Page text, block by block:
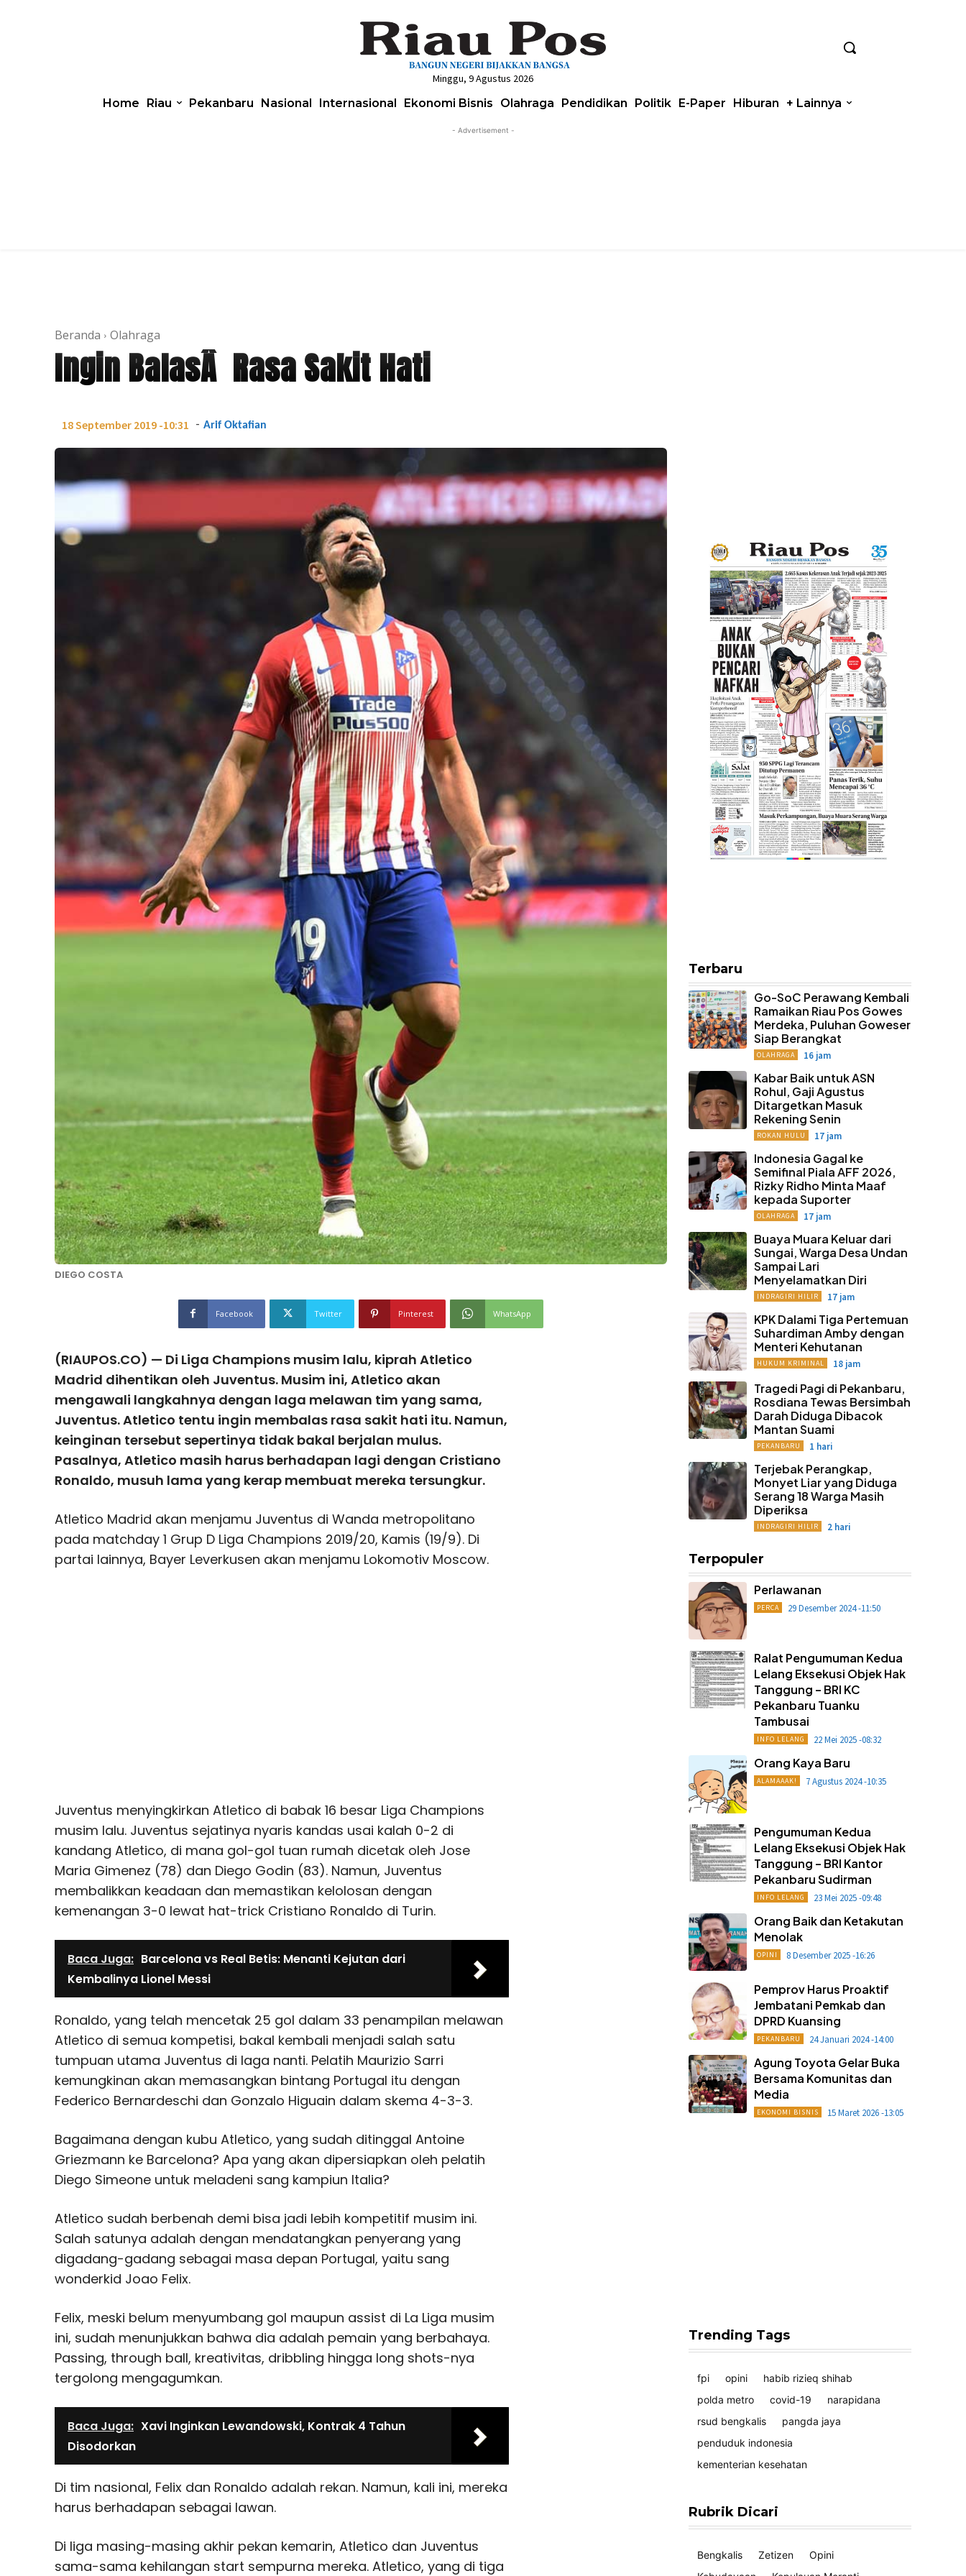
Minggu, 9 Agustus 2026
Home Riau Pekanbaru Nasional Internasional Ekonomi Bisnis Olahraga Pendidikan Politik E-Paper Hiburan + Lainnya
- Advertisement -
Beranda Olahraga
Ingin BalasÂ Rasa Sakit Hati
18 September 2019 -10:31 - Arif Oktafian
DIEGO COSTA
Facebook Twitter Pinterest WhatsApp
(RIAUPOS.CO) — Di Liga Champions musim lalu, kiprah Atletico
Madrid dihentikan oleh Juventus. Musim ini, Atletico akan
mengawali langkahnya dengan laga melawan tim yang sama,
Juventus. Atletico tentu ingin membalas rasa sakit hati itu. Namun,
keinginan tersebut sepertinya tidak bakal berjalan mulus.
Pasalnya, Atletico masih harus berhadapan lagi dengan Cristiano
Ronaldo, musuh lama yang kerap membuat mereka tersungkur.
Atletico Madrid akan menjamu Juventus di Wanda metropolitano
pada matchday 1 Grup D Liga Champions 2019/20, Kamis (19/9). Di
partai lainnya, Bayer Leverkusen akan menjamu Lokomotiv Moscow.
Juventus menyingkirkan Atletico di babak 16 besar Liga Champions
musim lalu. Juventus sejatinya nyaris kandas usai kalah 0-2 di
kandang Atletico, di mana gol-gol tuan rumah dicetak oleh Jose
Maria Gimenez (78) dan Diego Godin (83). Namun, Juventus
membalikkan keadaan dan memastikan kelolosan dengan
kemenangan 3-0 lewat hat-trick Cristiano Ronaldo di Turin.
Baca Juga: Barcelona vs Real Betis: Menanti Kejutan dari
Kembalinya Lionel Messi
Ronaldo, yang telah mencetak 25 gol dalam 33 penampilan melawan
Atletico di semua kompetisi, bakal kembali menjadi salah satu
tumpuan utama Juventus di laga nanti. Pelatih Maurizio Sarri
kemungkinan akan memasangkan bintang Portugal itu dengan
Federico Bernardeschi dan Gonzalo Higuain dalam skema 4-3-3.
Bagaimana dengan kubu Atletico, yang sudah ditinggal Antoine
Griezmann ke Barcelona? Apa yang akan dipersiapkan oleh pelatih
Diego Simeone untuk meladeni sang kampiun Italia?
Atletico sudah berbenah demi bisa jadi lebih kompetitif musim ini.
Salah satunya adalah dengan mendatangkan penyerang yang
digadang-gadang sebagai masa depan Portugal, yaitu sang
wonderkid Joao Felix.
Felix, meski belum menyumbang gol maupun assist di La Liga musim
ini, sudah menunjukkan bahwa dia adalah pemain yang berbahaya.
Passing, through ball, kreativitas, dribbling hingga long shots-nya
tergolong mengagumkan.
Baca Juga: Xavi Inginkan Lewandowski, Kontrak 4 Tahun
Disodorkan
Di tim nasional, Felix dan Ronaldo adalah rekan. Namun, kali ini, mereka
harus berhadapan sebagai lawan.
Di liga masing-masing akhir pekan kemarin, Atletico dan Juventus
sama-sama kehilangan start sempurna mereka. Atletico, yang di tiga
Terbaru
Go-SoC Perawang Kembali
Ramaikan Riau Pos Gowes
Merdeka, Puluhan Goweser
Siap Berangkat
OLAHRAGA 16 jam
Kabar Baik untuk ASN
Rohul, Gaji Agustus
Ditargetkan Masuk
Rekening Senin
ROKAN HULU 17 jam
Indonesia Gagal ke
Semifinal Piala AFF 2026,
Rizky Ridho Minta Maaf
kepada Suporter
OLAHRAGA 17 jam
Buaya Muara Keluar dari
Sungai, Warga Desa Undan
Sampai Lari
Menyelamatkan Diri
INDRAGIRI HILIR 17 jam
KPK Dalami Tiga Pertemuan
Suhardiman Amby dengan
Menteri Kehutanan
HUKUM KRIMINAL 18 jam
Tragedi Pagi di Pekanbaru,
Rosdiana Tewas Bersimbah
Darah Diduga Dibacok
Mantan Suami
PEKANBARU 1 hari
Terjebak Perangkap,
Monyet Liar yang Diduga
Serang 18 Warga Masih
Diperiksa
INDRAGIRI HILIR 2 hari
Terpopuler
Perlawanan
PERCA 29 Desember 2024 -11:50
Ralat Pengumuman Kedua
Lelang Eksekusi Objek Hak
Tanggung – BRI KC
Pekanbaru Tuanku
Tambusai
INFO LELANG 22 Mei 2025 -08:32
Orang Kaya Baru
ALAMAAAK! 7 Agustus 2024 -10:35
Pengumuman Kedua
Lelang Eksekusi Objek Hak
Tanggung – BRI Kantor
Pekanbaru Sudirman
INFO LELANG 23 Mei 2025 -09:48
Orang Baik dan Ketakutan
Menolak
OPINI 8 Desember 2025 -16:26
Pemprov Harus Proaktif
Jembatani Pemkab dan
DPRD Kuansing
PEKANBARU 24 Januari 2024 -14:00
Agung Toyota Gelar Buka
Bersama Komunitas dan
Media
EKONOMI BISNIS 15 Maret 2026 -13:05
Trending Tags
fpi opini
habib rizieq shihab
polda metro
covid-19
narapidana
rsud bengkalis
pangda jaya
penduduk indonesia
kementerian kesehatan
Rubrik Dicari
Bengkalis Zetizen
Opini